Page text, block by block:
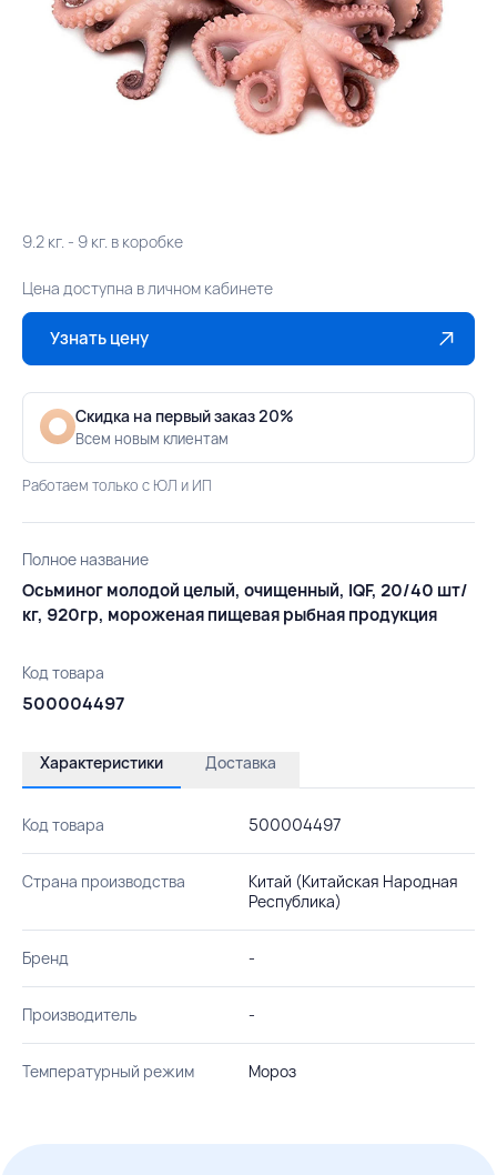
9.2 кг. - 9 кг. в коробке
Цена доступна в личном кабинете
Узнать цену
Скидка на первый заказ 20%
Всем новым клиентам
Работаем только с ЮЛ и ИП
Полное название
Осьминог молодой целый, очищенный, IQF, 20/40 шт/
кг, 920гр, мороженая пищевая рыбная продукция
Код товара
500004497
Характеристики Доставка
Код товара 500004497
Страна производства
Китай (Китайская Народная
Республика)
Бренд -
Производитель -
Температурный режим Мороз